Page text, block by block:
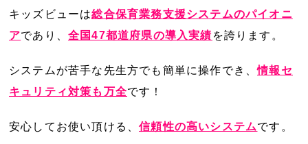
キッズビューは総合保育業務支援システムのパイオニ
アであり、全国47都道府県の導入実績 を誇ります。
システムが苦手な先生方でも簡単に操作でき、情報セ
キュリティ対策も万全です！
安心してお使い頂ける、信頼性の高いシステムです。